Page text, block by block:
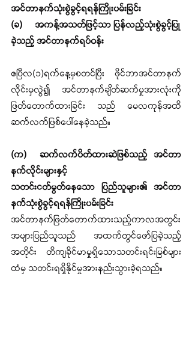
အင်တာနက်သုံးစွဲခွင့်ရရန်ကြိုးပမ်းခြင်း
(ခ)	အကန့်အသတ်ဖြင့်သာ ပြန်လည့်သုံးစွဲခွင့်ပြု
ခဲ့သည့် အင်တာနက်ရပ်ဝန်း
ဧပြီလ(၁)ရက်နေ့မှစတင်ပြီး ဖိုင်ဘာအင်တာနက်
လိုင်းမှလွဲ၍ အင်တာနက်ချိတ်ဆက်မှုအားလုံးကို
ဖြတ်တောက်ထားခြင်း သည် မေလကုန်အထိ
ဆက်လက်ဖြစ်ပေါ်နေခဲ့သည်။
(က)	ဆက်လက်ပိတ်ထားဆဲဖြစ်သည့် အင်တာ
နက်လိုင်းများနှင့်
သတင်းငတ်မွတ်နေသော ပြည်သူများ၏ အင်တာ
နက်သုံးစွဲခွင့်ရရန်ကြိုးပမ်းခြင်း
အင်တာနက်ဖြတ်တောက်ထားသည့်ကာလအတွင်း
အများပြည်သူသည် အထက်တွင်ဖော်ပြခဲ့သည့်
အတိုင်း တိကျခိုင်မာမှုရှိသောသတင်းရင်းမြစ်များ
ထံမှ သတင်းရရှိနိုင်မှုအားနည်းသွားခဲ့ရသည်။